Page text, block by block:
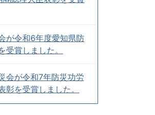
が令和6年度愛知県防
受賞しました。
会が令和7年防災功労
彰を受賞しました。